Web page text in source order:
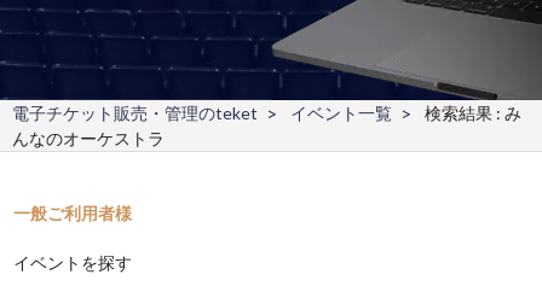
電子チケット販売・管理のteket イベント一覧
検索結果 : み
んなのオーケストラ
一般ご利用者様
イベントを探す